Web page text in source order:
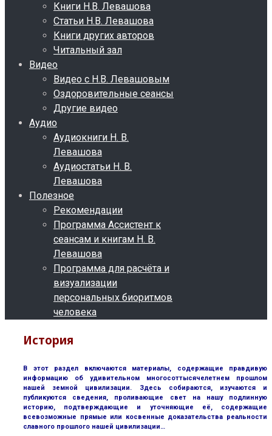
Книги Н.В. Левашова
Статьи Н.В. Левашова
Книги других авторов
Читальный зал
Видео
Видео с Н.В. Левашовым
Оздоровительные сеансы
Другие видео
Аудио
Аудиокниги Н. В.
Левашова
Аудиостатьи Н. В.
Левашова
Полезное
Рекомендации
Программа Ассистент к
сеансам и книгам Н. В.
Левашова
Программа для расчёта и
визуализации
персональных биоритмов
человека
История
В этот раздел включаются материалы, содержащие правдивую
информацию об удивительном многосоттысячелетнем прошлом
нашей земной цивилизации. Здесь собираются, изучаются и
публикуются сведения, проливающие свет на нашу подлинную
историю, подтверждающие и уточняющие её, содержащие
всевозможные прямые или косвенные доказательства реальности
славного прошлого нашей цивилизации…